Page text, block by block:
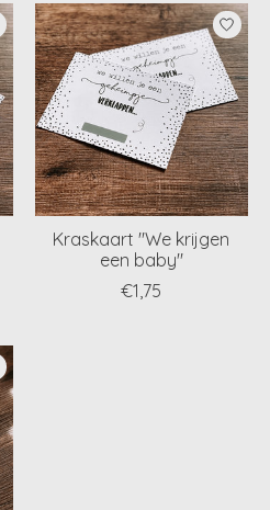
Kraskaart "We krijgen
een baby"
€1,75